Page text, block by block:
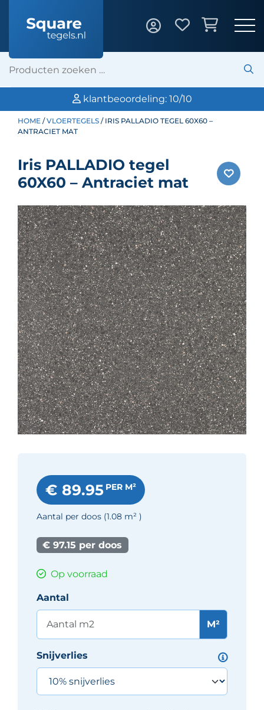
klantbeoordeling: 10/10
HOME /VLOERTEGELS / IRIS PALLADIO TEGEL 60X60 –
ANTRACIET MAT
Iris PALLADIO tegel
60X60 – Antraciet mat
€ 89.95 PER M²
Aantal per doos (1.08 m² )
€ 97.15 per doos
Op voorraad
Aantal
M²
Snijverlies